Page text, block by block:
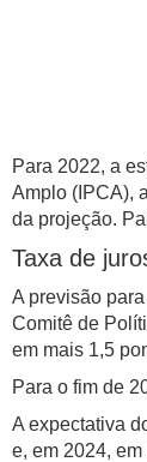
Para 2022, a
Amplo (IPCA),
da projeção.
Taxa de
A previsão
Comitê de
em mais 1,5
Para o fim de
A expectativa
e, em 2024, em